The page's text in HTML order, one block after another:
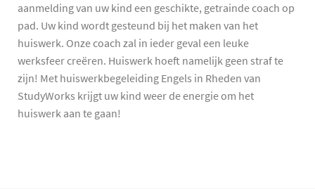
aanmelding van uw kind een geschikte, getrainde coach op
pad. Uw kind wordt gesteund bij het maken van het
huiswerk. Onze coach zal in ieder geval een leuke
werksfeer creëren. Huiswerk hoeft namelijk geen straf te
zijn! Met huiswerkbegeleiding Engels in Rheden van
StudyWorks krijgt uw kind weer de energie om het
huiswerk aan te gaan!